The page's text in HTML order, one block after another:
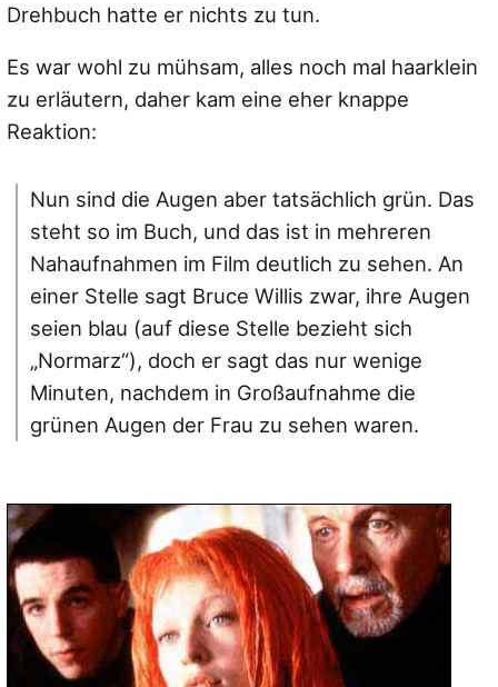
Drehbuch hatte er nichts zu tun.
Es war wohl zu mühsam, alles noch mal haarklein
zu erläutern, daher kam eine eher knappe
Reaktion:
Nun sind die Augen aber tatsächlich grün. Das
steht so im Buch, und das ist in mehreren
Nahaufnahmen im Film deutlich zu sehen. An
einer Stelle sagt Bruce Willis zwar, ihre Augen
seien blau (auf diese Stelle bezieht sich
„Normarz“), doch er sagt das nur wenige
Minuten, nachdem in Großaufnahme die
grünen Augen der Frau zu sehen waren.